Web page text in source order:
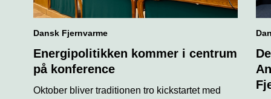
Dansk Fjernvarme
Energipolitikken kommer i centrum
på konference
Oktober bliver traditionen tro kickstartet med